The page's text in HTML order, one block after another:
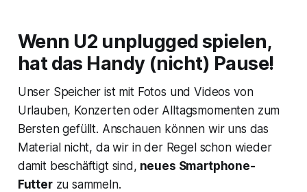
Wenn U2 unplugged spielen,
hat das Handy (nicht) Pause!
Unser Speicher ist mit Fotos und Videos von
Urlauben, Konzerten oder Alltagsmomenten zum
Bersten gefüllt. Anschauen können wir uns das
Material nicht, da wir in der Regel schon wieder
damit beschäftigt sind, neues Smartphone-
Futterzu sammeln.